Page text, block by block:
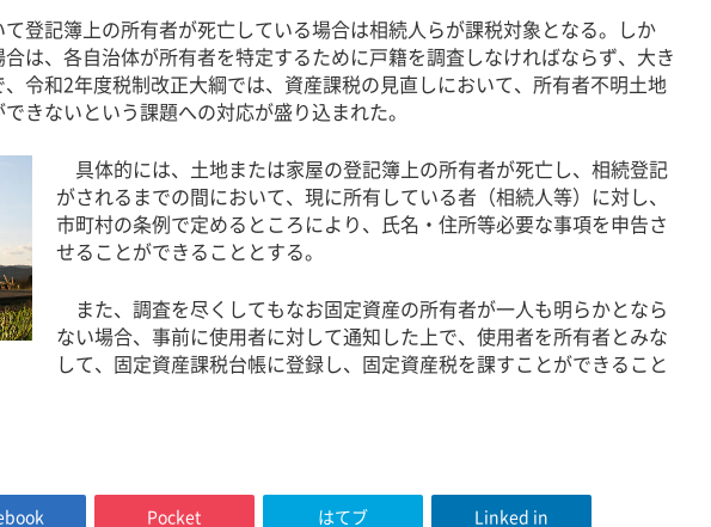
登記簿上の所有者が死亡している場合は相続人らが課税対象となる。しか
は、各自治体が所有者を特定するために戸籍を調査しなければならず、大き
令和2年度税制改正大綱では、資産課税の見直しにおいて、所有者不明土地
きないという課題への対応が盛り込まれた。
具体的には、土地または家屋の登記簿上の所有者が死亡し、相続登記
がされるまでの間において、現に所有している者（相続人等）に対し、
市町村の条例で定めるところにより、氏名・住所等必要な事項を申告さ
せることができることとする。
また、調査を尽くしてもなお固定資産の所有者が一人も明らかとなら
ない場合、事前に使用者に対して通知した上で、使用者を所有者とみな
して、固定資産課税台帳に登録し、固定資産税を課すことができること
Pocket はてブ Linked in